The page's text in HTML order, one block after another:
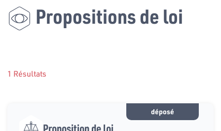
Propositions de loi
1 Résultats
déposé